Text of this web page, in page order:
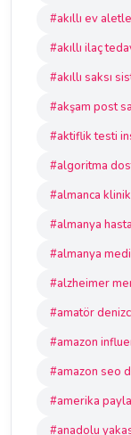
#akıllı ev
#akıllı ilaç
#akıllı saksı
#akşam post
#aktiflik testi
#algoritma
#almanca
#almanya
#almanya
#alzheimer
#amatör
#amazon
#amazon seo
#amerika
#anadolu